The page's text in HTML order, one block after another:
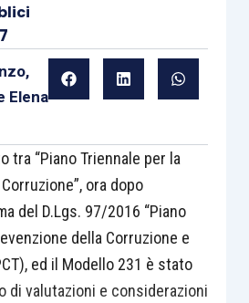
,
Elena
tra “Piano Triennale per la
ora dopo
del D.Lgs. 97/2016 “Piano
della Corruzione e
ed il Modello 231 è stato
di valutazioni e considerazioni